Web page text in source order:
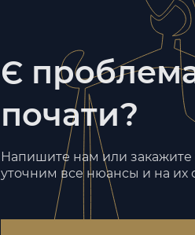
Є
почати?
Напишите нам или
уточним все нюансы и на